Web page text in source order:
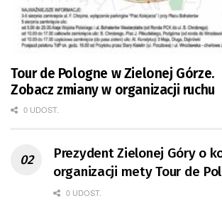
Tour de Pologne w Zielonej Górze.
Zobacz zmiany w organizacji ruchu
0 UDOST.
Prezydent Zielonej Góry o
organizacji mety Tour de
0 UDOST.